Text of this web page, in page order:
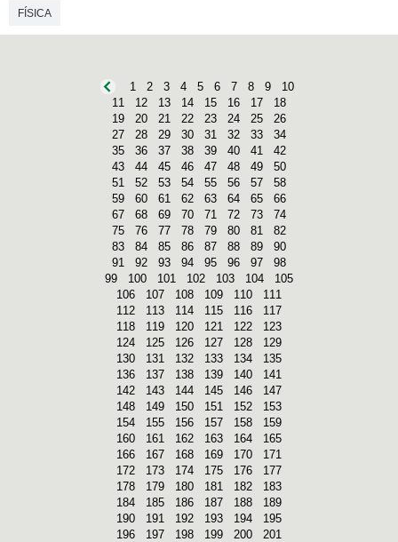
FÍSICA
1 2 3 4 5 6 7 8 9
10
11
12 13 14 15 16 17
18
19
20 21 22 23 24 25
26
27
28 29 30 31 32 33
34
35
36 37 38 39 40 41
42
43
44 45 46 47 48 49
50
51
52 53 54 55 56 57
58
59
60 61 62 63 64 65
66
67
68 69 70 71 72 73
74
75
76 77 78 79 80 81
82
83
84 85 86 87 88 89
90
91
92 93 94 95 96 97
98
99
100 101 102 103 104
105
106
107 108 109 110
111
112
113 114 115 116
117
118
119 120 121 122
123
124
125 126 127 128
129
130
131 132 133 134
135
136
137 138 139 140
141
142
143 144 145 146
147
148
149 150 151 152
153
154
155 156 157 158
159
160
161 162 163 164
165
166
167 168 169 170
171
172
173 174 175 176
177
178
179 180 181 182
183
184
185 186 187 188
189
190
191 192 193 194
195
196
197 198 199 200
201